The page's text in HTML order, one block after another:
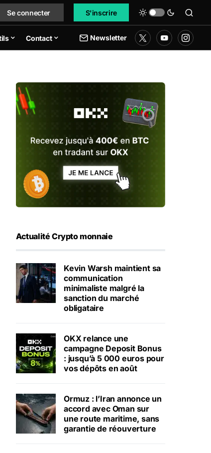
Se connecter S'inscrire
Contact Newsletter
Actualité Crypto monnaie
Kevin Warsh maintient sa
communication
minimaliste malgré la
sanction du marché
obligataire
OKX relance une
campagne Deposit Bonus
: jusqu’à 5 000 euros pour
vos dépôts en août
Ormuz : l’Iran annonce un
accord avec Oman sur
une route maritime, sans
garantie de réouverture